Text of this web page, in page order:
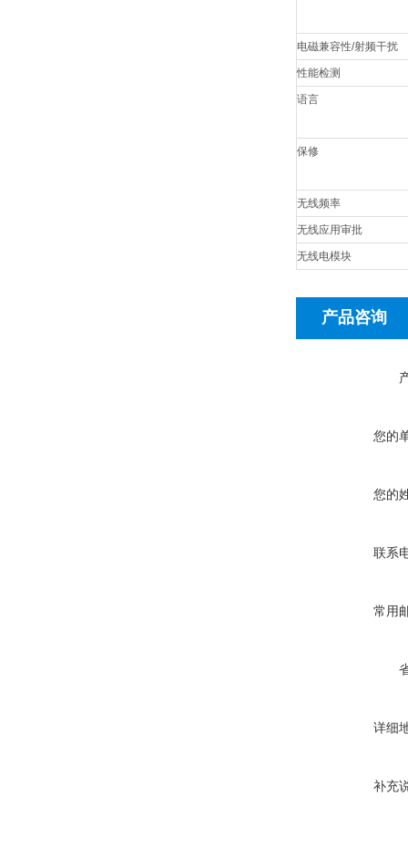
电磁兼容性/射频干扰
性能检测
语言
保修
无线频率
无线应用审批
无线电模块
产品咨询
您的
您的
联系
常用
详细
补充